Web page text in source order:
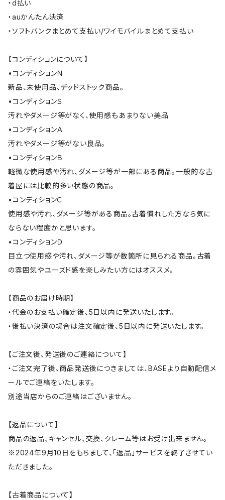
・d払い
・auかんたん決済
・ソフトバンクまとめて支払い/ワイモバイルまとめて支払い
【コンディションについて】
•コンディションＮ
新品、未使用品、デッドストック商品。
•コンディションＳ
汚れやダメージ等がなく、使用感もあまりない美品
•コンディションＡ
汚れやダメージ等がない良品。
•コンディションＢ
軽微な使用感や汚れ、ダメージ等が一部にある商品。一般的な古
着屋には比較的多い状態の商品。
•コンディションＣ
使用感や汚れ、ダメージ等がある商品。古着慣れした方なら気に
ならない程度かと思います。
•コンディションＤ
目立つ使用感や汚れ、ダメージ等が数箇所に見られる商品。古着
の雰囲気やユーズド感を楽しみたい方にはオススメ。
【商品のお届け時期】
・代金のお支払い確定後、5日以内に発送いたします。
・後払い決済の場合は注文確定後、5日以内に発送いたします。
【ご注文後、発送後のご連絡について】
・ご注文完了後、商品発送後につきましては、BASEより自動配信メ
ールでご連絡をいたします。
別途当店からのご連絡はございません。
【返品について】
商品の返品、キャンセル、交換、クレーム等はお受け出来ません。
※2024年9月10日をもちまして、「返品」サービスを終了させてい
ただきました。
【古着商品について】